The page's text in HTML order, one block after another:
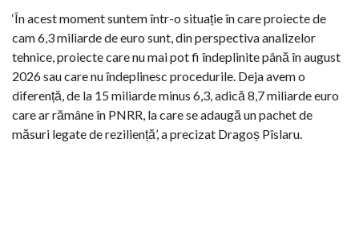
‘În acest moment suntem într-o situație în care proiecte de
cam 6,3 miliarde de euro sunt, din perspectiva analizelor
tehnice, proiecte care nu mai pot fi îndeplinite până în august
2026 sau care nu îndeplinesc procedurile. Deja avem o
diferență, de la 15 miliarde minus 6,3, adică 8,7 miliarde euro
care ar rămâne în PNRR, la care se adaugă un pachet de
măsuri legate de reziliență’, a precizat Dragoș Pîslaru.